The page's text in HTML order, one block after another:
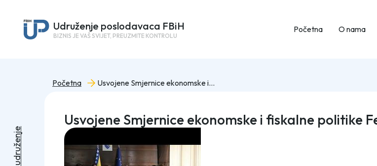
Udruženje poslodavaca FBiH
BIZNIS JE VAŠ SVIJET, PREUZMITE KONTROLU
Početna O nama
Početna Usvojene Smjernice ekonomske i fiskalne politike Federacije BiH za period 2027 – 2029.
Usvojene Smjernice ekonomske i fiskalne politike
u
d
r
u
ž
e
n
j
e